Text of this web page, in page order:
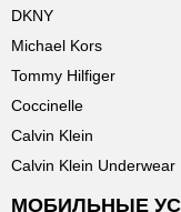
DKNY
Michael Kors
Tommy Hilfiger
Coccinelle
Calvin Klein
Calvin Klein Underwear
МОБИЛЬНЫЕ